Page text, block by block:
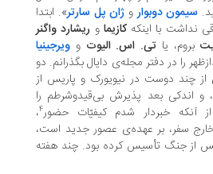
دوبواروژان پل سارتر». ابتدا
با اینکه کازیماوریشارد واگنر
یاتی. اس. الیوت وویرجینیا
در دفتر مجله‌ی دایال بگذرانم. دو
دوست در نیویورک و پاریس از
بعد پذیرش بی‌قیدوشرطم را
خبردار شدم کیفیّات حضور ،
بر عهده‌ی عصور جدید است،
تأسیس کرده بود. چند هفته